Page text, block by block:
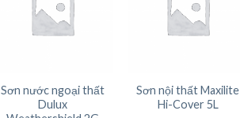
Sơn nước ngoại thất
Dulux
Sơn nội thất Maxilite
Hi-Cover 5L